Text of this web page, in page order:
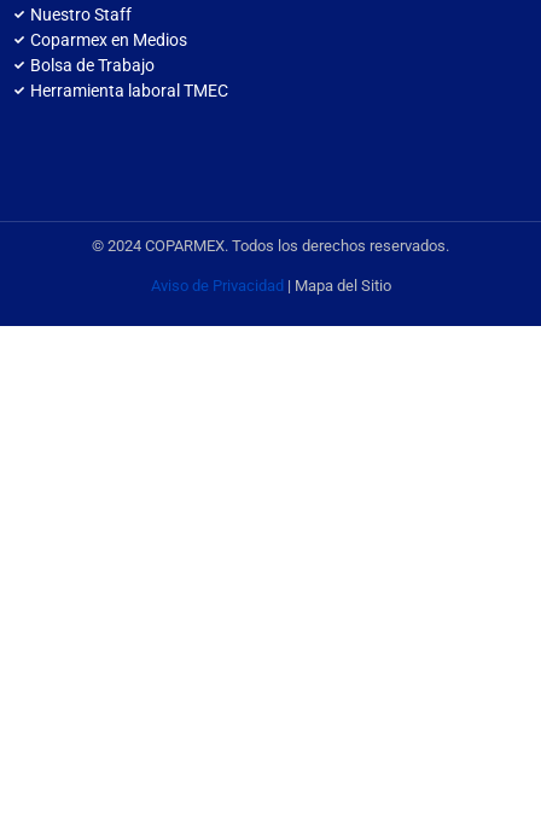
Nuestro Staff
Coparmex en Medios
Bolsa de Trabajo
Herramienta laboral TMEC
© 2024 COPARMEX. Todos los derechos reservados.
Aviso de Privacidad | Mapa del Sitio